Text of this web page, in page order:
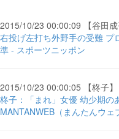
2015/10/23 00:00:09 【谷田成
右投げ左打ち外野手の受難 プ
準 - スポーツニッポン
2015/10/23 00:00:05 【柊子】
柊子：「まれ」女優 幼少期の
MANTANWEB（まんたんウェ